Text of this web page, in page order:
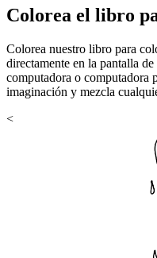
Colorea el libro
Colorea nuestro libro para
directamente en la pantalla
computadora o computadora
imaginación y mezcla
<